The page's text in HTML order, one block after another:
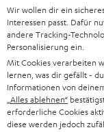
WEITERE LÄNDER
©2026 Lautsprecher
Impressum AGB
Vertrag widerrufen
Wir wollen dir ein
Interessen passt. Dafür
andere Tracking-
Personalisierung ein.
Mit Cookies verarbeiten
lernen, was dir gefällt -
Informationen von
„Alles ablehnen“
erforderliche Cookies
diese werden jedoch